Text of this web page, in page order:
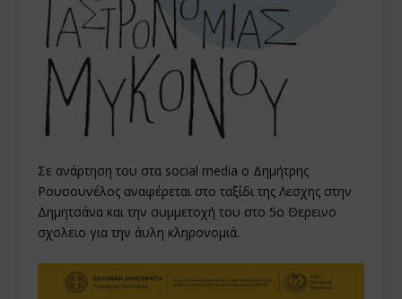
Σε ανάρτηση του στα social media ο Δημήτρης
Ρουσουνέλος αναφέρεται στο ταξίδι της Λεσχης στην
Δημητσάνα και την συμμετοχή του στο 5ο Θερεινο
σχολειο για την άυλη κληρονομιά.